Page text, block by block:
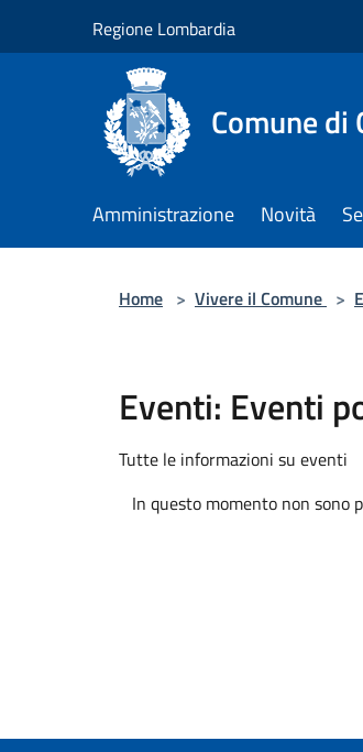
Regione Lombardia
Comune di
Amministrazione Novità
Home > Vivere il Comune >
Eventi: Eventi
Tutte le informazioni su eventi
In questo momento non sono